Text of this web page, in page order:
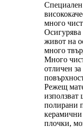
Специален
много
Осигурява
живот на
много
Много
отличен
Режещ
използват
полирани
плочки,